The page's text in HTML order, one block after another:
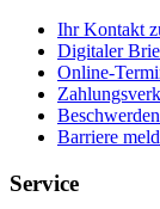
Ihr Kontakt
Digitaler
Online-
Barriere
Service